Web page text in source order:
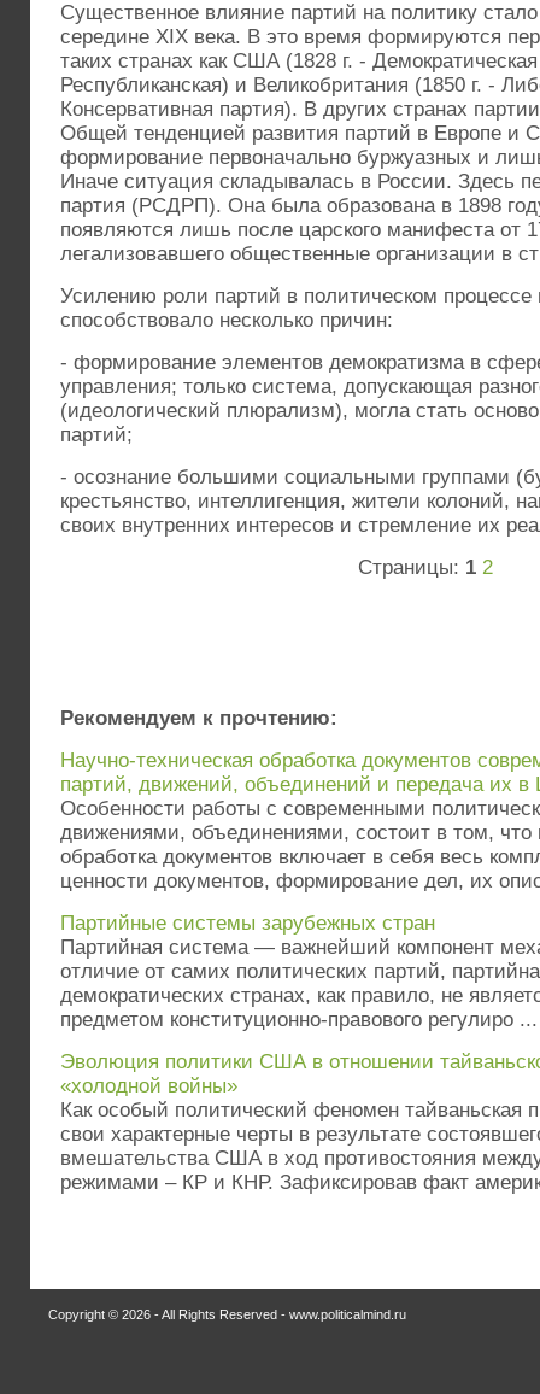
Существенное влияние партий на политику
середине XIX века. В это время формируются
таких странах как США (1828 г. -
Республиканская) и Великобритания (1850 г. -
Консервативная партия). В других странах
Общей тенденцией развития партий в Европе и
формирование первоначально буржуазных и
Иначе ситуация складывалась в России. Здесь
партия (РСДРП). Она была образована в 1898
появляются лишь после царского манифеста от
легализовавшего общественные организации в
Усилению роли партий в политическом процессе
способствовало несколько причин:
- формирование элементов демократизма в
управления; только система, допускающая
(идеологический плюрализм), могла стать
партий;
- осознание большими социальными группами
крестьянство, интеллигенция, жители колоний,
своих внутренних интересов и стремление их
Страницы: 1 2
Рекомендуем к прочтению:
Научно-техническая обработка документов
партий, движений, объединений и передача их
Особенности работы с современными
движениями, объединениями, состоит в том, что
обработка документов включает в себя весь
ценности документов, формирование дел, их
Партийные системы зарубежных стран
Партийная система — важнейший компонент
отличие от самих политических партий,
демократических странах, как правило, не
предметом конституционно-правового регулиро ...
Эволюция политики США в отношении
«холодной войны»
Как особый политический феномен тайваньская
свои характерные черты в результате
вмешательства США в ход противостояния
режимами – КР и КНР. Зафиксировав факт
Copyright © 2026 - All Rights Reserved - www.politicalmind.ru